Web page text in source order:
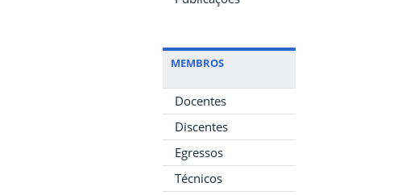
MEMBROS
Docentes
Discentes
Egressos
Técnicos